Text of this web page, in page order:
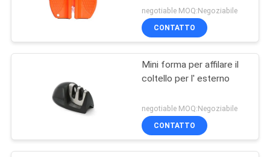
fase della plastica 2 con
asciutto e pulito
negotiable MOQ:Negoziabile
CONTATTO
Mini forma per affilare il
coltello per l' esterno
negotiable MOQ:Negoziabile
CONTATTO